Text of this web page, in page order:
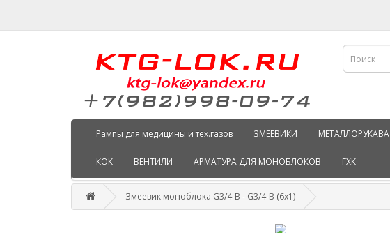
Рампы для медицины и тех.газов ЗМЕЕВИКИ МЕТАЛЛОРУКАВА
КОК ВЕНТИЛИ АРМАТУРА ДЛЯ МОНОБЛОКОВ ГХК
Змеевик моноблока G3/4-B - G3/4-B (6х1)